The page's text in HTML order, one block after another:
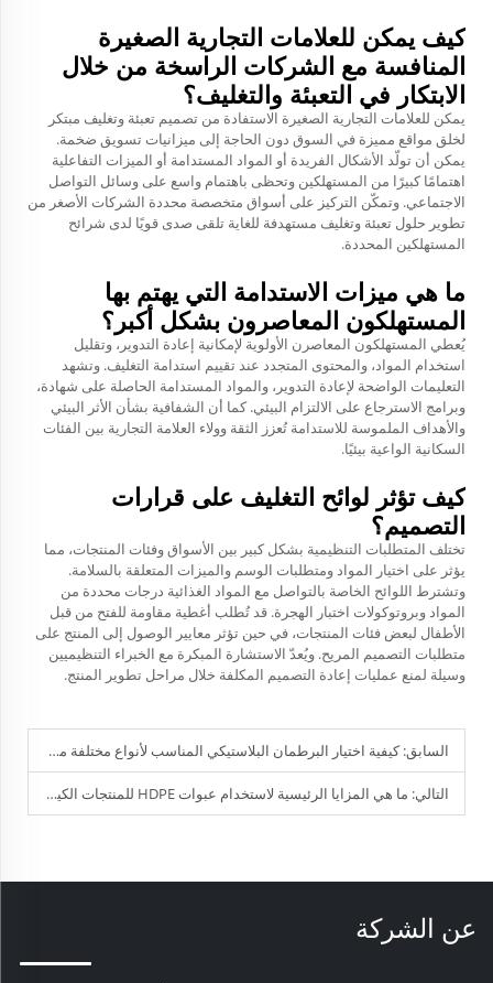
كيف يمكن للعلامات التجارية الصغيرة
المنافسة مع الشركات الراسخة من خلال
الابتكار في التعبئة والتغليف؟
يمكن للعلامات التجارية الصغيرة الاستفادة من تصميم تعبئة وتغليف مبتكر
لخلق مواقع مميزة في السوق دون الحاجة إلى ميزانيات تسويق ضخمة.
يمكن أن تولّد الأشكال الفريدة أو المواد المستدامة أو الميزات التفاعلية
اهتمامًا كبيرًا من المستهلكين وتحظى باهتمام واسع على وسائل التواصل
الاجتماعي. وتمكّن التركيز على أسواق متخصصة محددة الشركات الأصغر من
تطوير حلول تعبئة وتغليف مستهدفة للغاية تلقى صدى قويًا لدى شرائح
المستهلكين المحددة.
ما هي ميزات الاستدامة التي يهتم بها
المستهلكون المعاصرون بشكل أكبر؟
يُعطي المستهلكون المعاصرن الأولوية لإمكانية إعادة التدوير، وتقليل
استخدام المواد، والمحتوى المتجدد عند تقييم استدامة التغليف. وتشهد
التعليمات الواضحة لإعادة التدوير، والمواد المستدامة الحاصلة على شهادة،
وبرامج الاسترجاع على الالتزام البيئي. كما أن الشفافية بشأن الأثر البيئي
والأهداف الملموسة للاستدامة تُعزز الثقة وولاء العلامة التجارية بين الفئات
السكانية الواعية بيئيًا.
كيف تؤثر لوائح التغليف على قرارات
التصميم؟
تختلف المتطلبات التنظيمية بشكل كبير بين الأسواق وفئات المنتجات، مما
يؤثر على اختيار المواد ومتطلبات الوسم والميزات المتعلقة بالسلامة.
وتشترط اللوائح الخاصة بالتواصل مع المواد الغذائية درجات محددة من
المواد وبروتوكولات اختبار الهجرة. قد تُطلب أغطية مقاومة للفتح من قبل
الأطفال لبعض فئات المنتجات، في حين تؤثر معايير الوصول إلى المنتج على
متطلبات التصميم المريح. ويُعدّ الاستشارة المبكرة مع الخبراء التنظيميين
وسيلة لمنع عمليات إعادة التصميم المكلفة خلال مراحل تطوير المنتج.
السابق:كيفية اختيار البرطمان البلاستيكي المناسب لأنواع مختلفة من القوام التجميلي؟
التالي: ما هي المزايا الرئيسية لاستخدام عبوات HDPE للمنتجات الكيميائية؟
عن الشركة